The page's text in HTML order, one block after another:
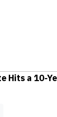
Hits a 10-